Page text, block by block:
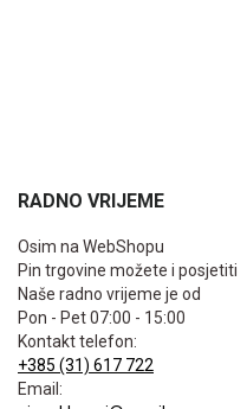
RADNO VRIJEME
Osim na WebShopu
Pin trgovine možete i posjetiti
Naše radno vrijeme je od
Pon - Pet 07:00 - 15:00
Kontakt telefon:
+385 (31) 617 722
Email: